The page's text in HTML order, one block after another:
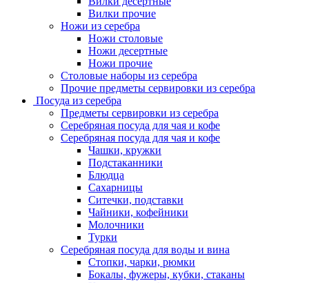
Вилки прочие
Ножи из серебра
Ножи столовые
Ножи десертные
Ножи прочие
Столовые наборы из серебра
Прочие предметы сервировки из серебра
Посуда из серебра
Предметы сервировки из серебра
Серебряная посуда для чая и кофе
Серебряная посуда для чая и кофе
Чашки, кружки
Подстаканники
Блюдца
Сахарницы
Ситечки, подставки
Чайники, кофейники
Молочники
Турки
Серебряная посуда для воды и вина
Стопки, чарки, рюмки
Бокалы, фужеры, кубки, стаканы